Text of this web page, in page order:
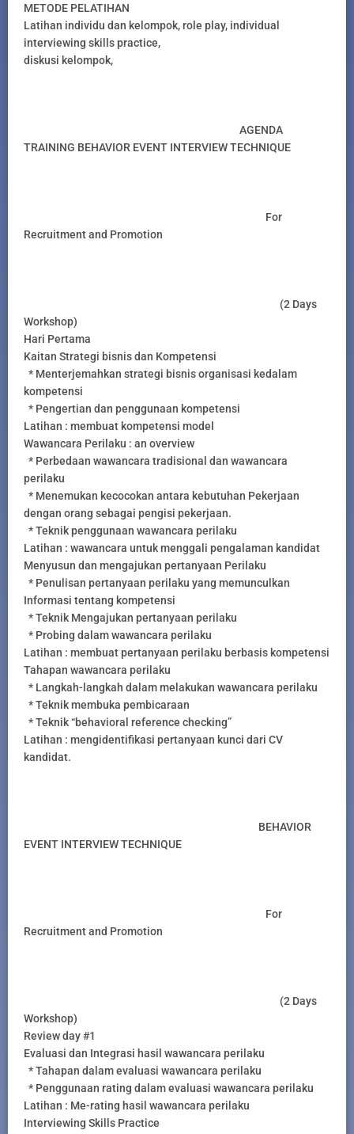
METODE PELATIHAN
Latihan individu dan kelompok, role play, individual
interviewing skills practice,
diskusi kelompok,
AGENDA
TRAINING BEHAVIOR EVENT INTERVIEW TECHNIQUE
For
Recruitment and Promotion
(2 Days
Workshop)
Hari Pertama
Kaitan Strategi bisnis dan Kompetensi
* Menterjemahkan strategi bisnis organisasi kedalam
kompetensi
* Pengertian dan penggunaan kompetensi
Latihan : membuat kompetensi model
Wawancara Perilaku : an overview
* Perbedaan wawancara tradisional dan wawancara
perilaku
* Menemukan kecocokan antara kebutuhan Pekerjaan
dengan orang sebagai pengisi pekerjaan.
* Teknik penggunaan wawancara perilaku
Latihan : wawancara untuk menggali pengalaman kandidat
Menyusun dan mengajukan pertanyaan Perilaku
* Penulisan pertanyaan perilaku yang memunculkan
Informasi tentang kompetensi
* Teknik Mengajukan pertanyaan perilaku
* Probing dalam wawancara perilaku
Latihan : membuat pertanyaan perilaku berbasis kompetensi
Tahapan wawancara perilaku
* Langkah-langkah dalam melakukan wawancara perilaku
* Teknik membuka pembicaraan
* Teknik “behavioral reference checking”
Latihan : mengidentifikasi pertanyaan kunci dari CV
kandidat.
BEHAVIOR
EVENT INTERVIEW TECHNIQUE
For
Recruitment and Promotion
(2 Days
Workshop)
Review day #1
Evaluasi dan Integrasi hasil wawancara perilaku
* Tahapan dalam evaluasi wawancara perilaku
* Penggunaan rating dalam evaluasi wawancara perilaku
Latihan : Me-rating hasil wawancara perilaku
Interviewing Skills Practice